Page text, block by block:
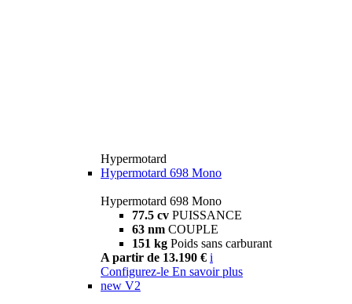
Hypermotard
Hypermotard 698 Mono
Hypermotard 698 Mono
77.5 cv PUISSANCE
63 nm COUPLE
151 kg Poids sans carburant
A partir de 13.190 € i
Configurez-le En savoir plus
new V2